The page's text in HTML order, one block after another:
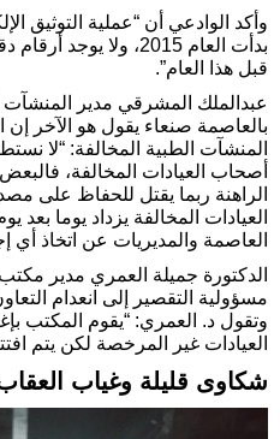
وأكد الوادعي أن “عملية التوثيق
بدأت العام 2015، ولا
قبل هذا العام”.
عبدالملك المشرقي مدير
بالعاصمة صنعاء يقول هو الآخر
المنشآت الطبية المخالفة: “لا
أصحاب العيادات المخالفة،
الراهنة ربما يقتل للحفاظ على
العيادات المخالفة يزداد يوما
العاصمة والمديريات عن اتخاذ أي
الدكتورة جميلة العمري مدير
مسؤولية التقصير إلى انعدام
وتقول د. العمري: “يقوم المكتب
العيادات غير المرخصة لكن يتم
شكاوى قليلة وغياب